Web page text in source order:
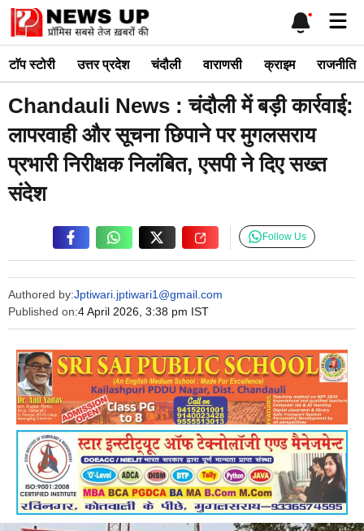
Skip
content
टाॅप स्टोरी उत्तर प्रदेश चंदौली वाराणसी क्राइम राजनीति
Chandauli News : चंदौली में बड़ी कार्रवाई:
लापरवाही और सूचना छिपाने पर मुगलसराय
प्रभारी निरीक्षक निलंबित, एसपी ने दिए सख्त
संदेश
Authored by:Jptiwari.jptiwari1@gmail.com
Published on:4 April 2026, 3:38 pm IST
Follow Us